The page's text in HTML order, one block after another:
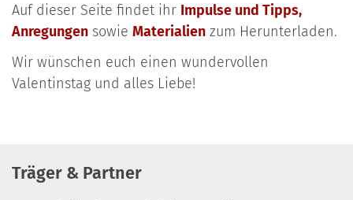
Auf dieser Seite findet ihr Impulse und Tipps,
Anregungen sowie Materialien zum Herunterladen.
Wir wünschen euch einen wundervollen
Valentinstag und alles Liebe!
Träger & Partner